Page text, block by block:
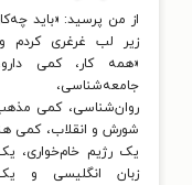
از من پرسید: «باید
زیر لب غرغری کردم
«همه کار، کمی
روان‌شناسی، کمی
شورش و انقلاب، کمی
یک رژیم خام‌خواری،
زبان انگلیسی و